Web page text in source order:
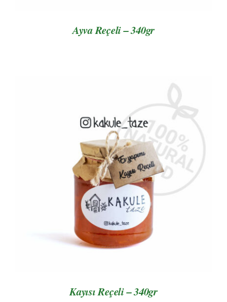
Ayva Reçeli – 340gr
AYRINTILAR
Kayısı Reçeli – 340gr